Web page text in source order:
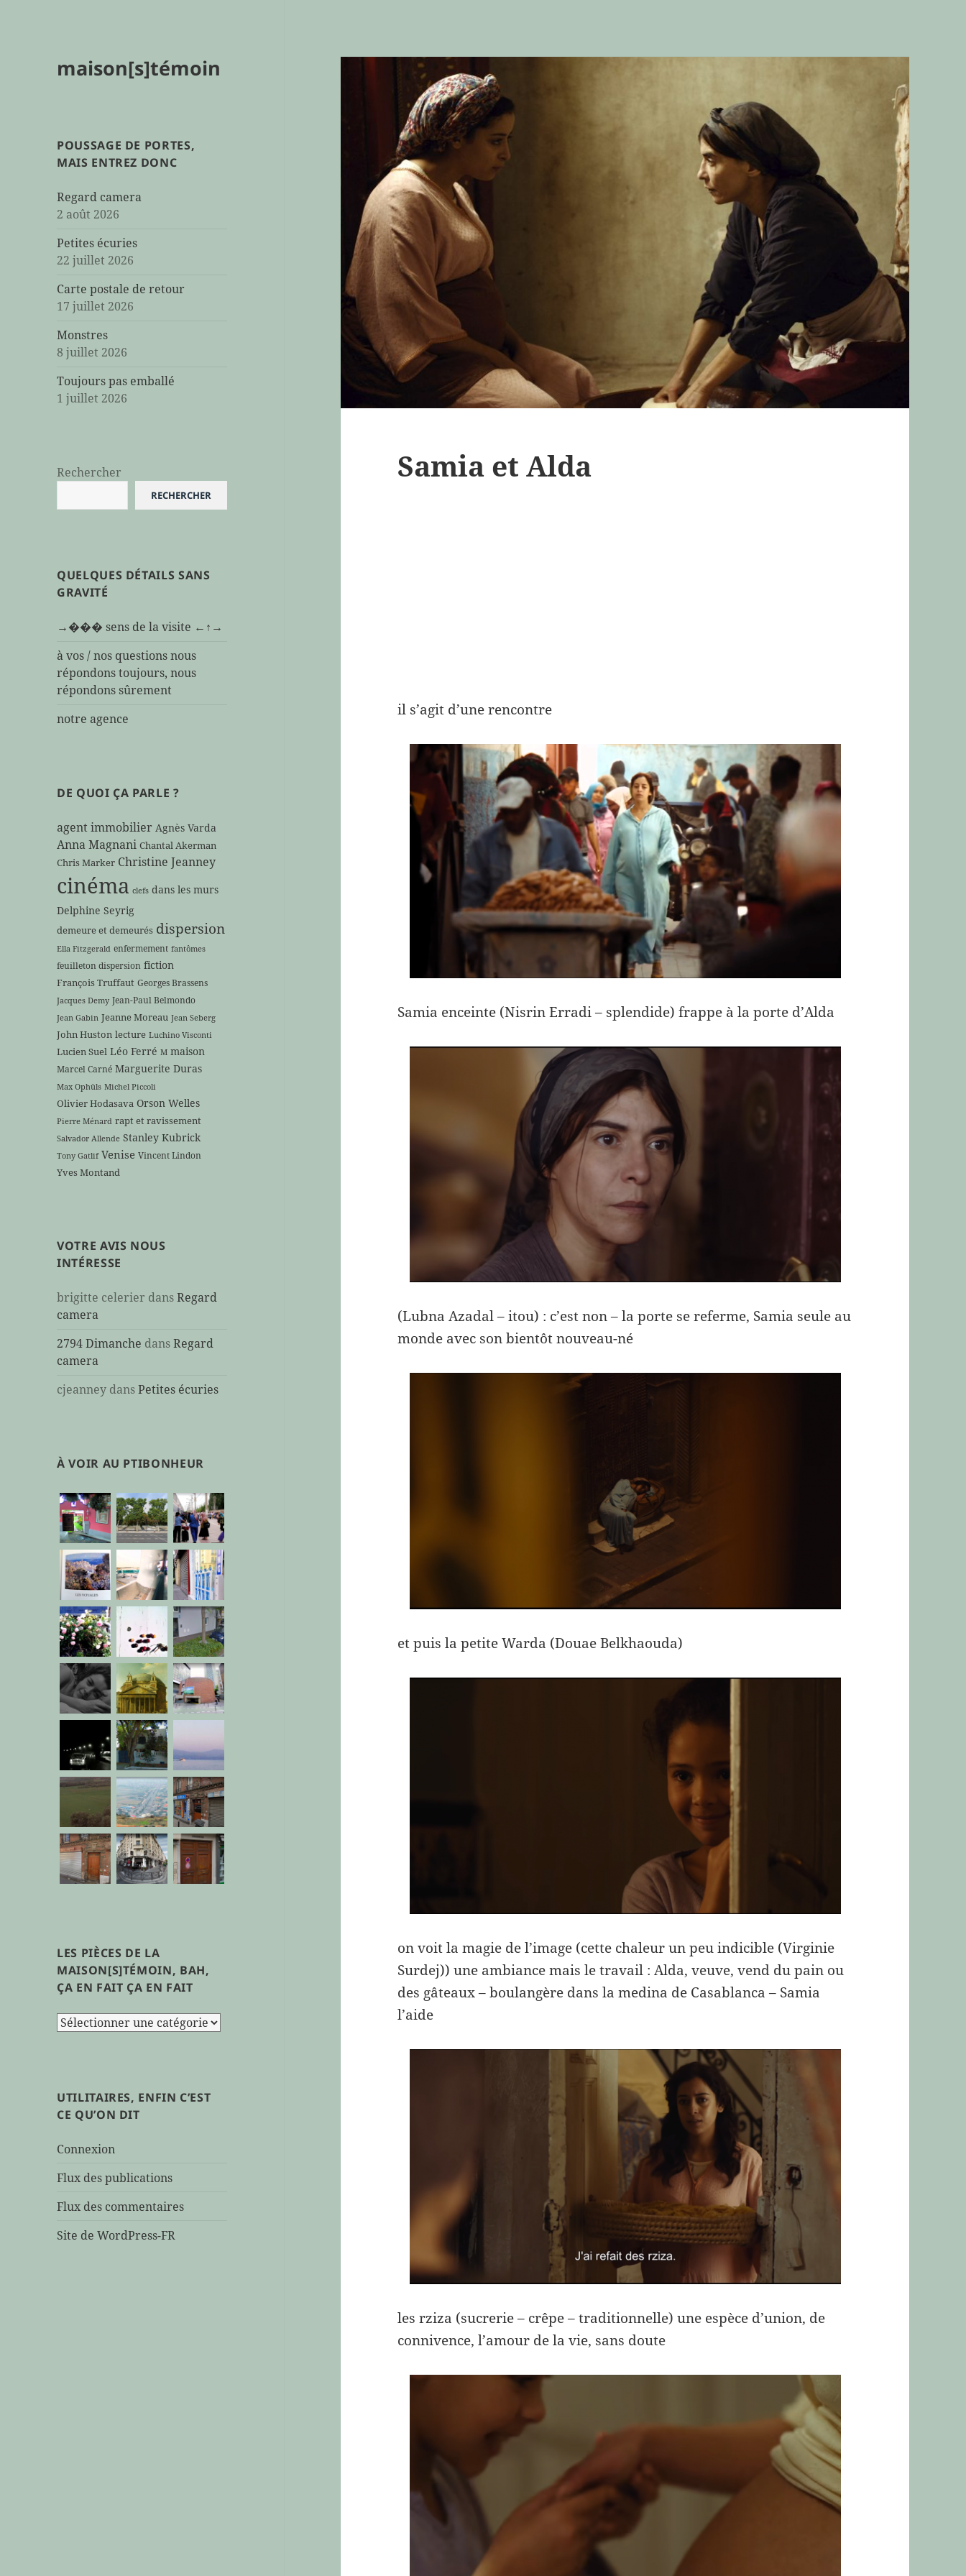
maison[s]témoin
POUSSAGE DE PORTES,
MAIS ENTREZ DONC
Regard camera
2 août 2026
Petites écuries
22 juillet 2026
Carte postale de retour
17 juillet 2026
Monstres
8 juillet 2026
Toujours pas emballé
1 juillet 2026
Rechercher
RECHERCHER
QUELQUES DÉTAILS SANS
GRAVITÉ
→��� sens de la visite ←↑→
à vos / nos questions nous
répondons toujours, nous
répondons sûrement
notre agence
DE QUOI ÇA PARLE ?
agent immobilier Agnès Varda
Anna Magnani Chantal Akerman
Chris Marker Christine Jeanney
cinéma clefs dans les murs
Delphine Seyrig
demeure et demeurés dispersion
Ella Fitzgerald enfermement fantômes
feuilleton dispersion fiction
François Truffaut Georges Brassens
Jacques Demy Jean-Paul Belmondo
Jean Gabin Jeanne Moreau Jean Seberg
John Huston lecture Luchino Visconti
Lucien Suel Léo Ferré M maison
Marcel Carné Marguerite Duras
Max Ophüls Michel Piccoli
Olivier Hodasava Orson Welles
Pierre Ménard rapt et ravissement
Salvador Allende Stanley Kubrick
Tony Gatlif Venise Vincent Lindon
Yves Montand
VOTRE AVIS NOUS
INTÉRESSE
brigitte celerier dansRegard
camera
2794 Dimanche dansRegard
camera
cjeanney dansPetites écuries
À VOIR AU PTIBONHEUR
LES PIÈCES DE LA
MAISON[S]TÉMOIN, BAH,
ÇA EN FAIT ÇA EN FAIT
les
maison[s]témoin,
bah,
en
ça
fait
UTILITAIRES, ENFIN C’EST
CE QU’ON DIT
Connexion
Flux des publications
Flux des commentaires
Site de WordPress-FR
Samia et Alda
il s’agit d’une rencontre
Samia enceinte (Nisrin Erradi – splendide) frappe à la porte d’Alda
(Lubna Azadal – itou) : c’est non – la porte se referme, Samia seule au
monde avec son bientôt nouveau-né
et puis la petite Warda (Douae Belkhaouda)
on voit la magie de l’image (cette chaleur un peu indicible (Virginie
Surdej)) une ambiance mais le travail : Alda, veuve, vend du pain ou
des gâteaux – boulangère dans la medina de Casablanca – Samia
l’aide
les rziza (sucrerie – crêpe – traditionnelle) une espèce d’union, de
connivence, l’amour de la vie, sans doute